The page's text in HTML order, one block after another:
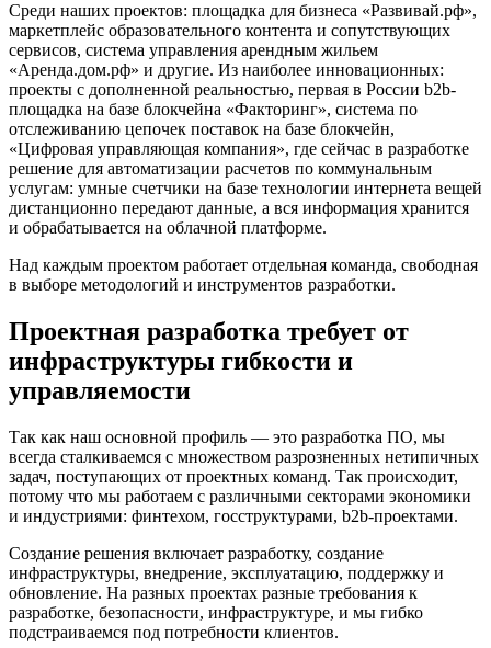
Среди наших проектов: площадка для бизнеса «Развивай.рф»,
маркетплейс образовательного контента и сопутствующих
сервисов, система управления арендным жильем
«Аренда.дом.рф» и другие. Из наиболее инновационных:
проекты с дополненной реальностью, первая в России b2b-
площадка на базе блокчейна «Факторинг», система по
отслеживанию цепочек поставок на базе блокчейн,
«Цифровая управляющая компания», где сейчас в разработке
решение для автоматизации расчетов по коммунальным
услугам: умные счетчики на базе технологии интернета вещей
дистанционно передают данные, а вся информация хранится
и обрабатывается на облачной платформе.
Над каждым проектом работает отдельная команда, свободная
в выборе методологий и инструментов разработки.
Проектная разработка требует от
инфраструктуры гибкости и
управляемости
Так как наш основной профиль — это разработка ПО, мы
всегда сталкиваемся с множеством разрозненных нетипичных
задач, поступающих от проектных команд. Так происходит,
потому что мы работаем с различными секторами экономики
и индустриями: финтехом, госструктурами, b2b-проектами.
Создание решения включает разработку, создание
инфраструктуры, внедрение, эксплуатацию, поддержку и
обновление. На разных проектах разные требования к
разработке, безопасности, инфраструктуре, и мы гибко
подстраиваемся под потребности клиентов.